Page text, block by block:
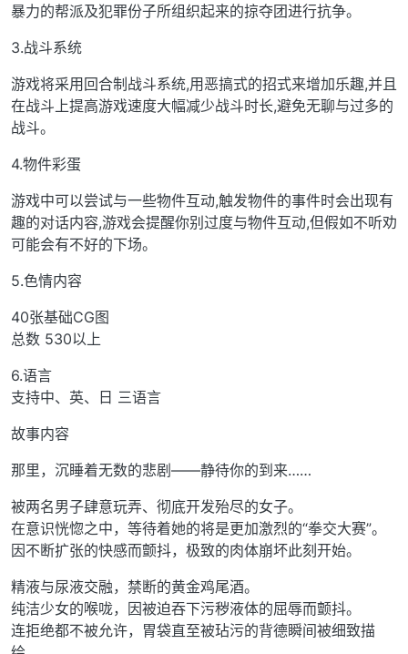
暴力的帮派及犯罪份子所组织起来的掠夺团进行抗争。
3.战斗系统
游戏将采用回合制战斗系统,用恶搞式的招式来增加乐趣,并且
在战斗上提高游戏速度大幅减少战斗时长,避免无聊与过多的
战斗。
4.物件彩蛋
游戏中可以尝试与一些物件互动,触发物件的事件时会出现有
趣的对话内容,游戏会提醒你别过度与物件互动,但假如不听劝
可能会有不好的下场。
5.色情内容
40张基础CG图
总数 530以上
6.语言
支持中、英、日 三语言
故事内容
那里，沉睡着无数的悲剧——静待你的到来……
被两名男子肆意玩弄、彻底开发殆尽的女子。
在意识恍惚之中，等待着她的将是更加激烈的“拳交大赛”。
因不断扩张的快感而颤抖，极致的肉体崩坏此刻开始。
精液与尿液交融，禁断的黄金鸡尾酒。
纯洁少女的喉咙，因被迫吞下污秽液体的屈辱而颤抖。
连拒绝都不被允许，胃袋直至被玷污的背德瞬间被细致描